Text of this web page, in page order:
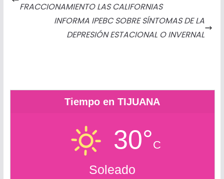
n
e
r
A
p
o
k
m
r
t
FRACCIONAMIENTO LAS CALIFORNIAS
INFORMA IPEBC SOBRE SÍNTOMAS DE LA
DEPRESIÓN ESTACIONAL O INVERNAL
Tiempo en TIJUANA
30°C
Soleado